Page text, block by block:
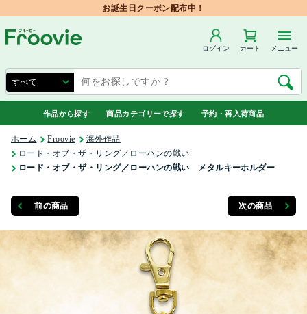
お誕生日クーポン配布中！
ログイン カート メニュー
作品から探す 商品カテゴリーで探す 予約・再入荷商品
ホーム Froovie
海外作品
ロード・オブ・ザ・リング／ローハンの戦い
ロード・オブ・ザ・リング／ローハンの戦い メタルキーホルダー
前の商品 次の商品